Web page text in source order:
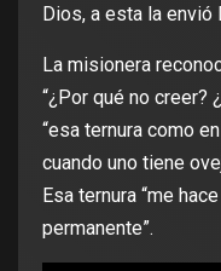
Dios, a esta la envió
La misionera
“¿Por qué no creer?
“esa ternura como
cuando uno tiene
Esa ternura “me
permanente”.